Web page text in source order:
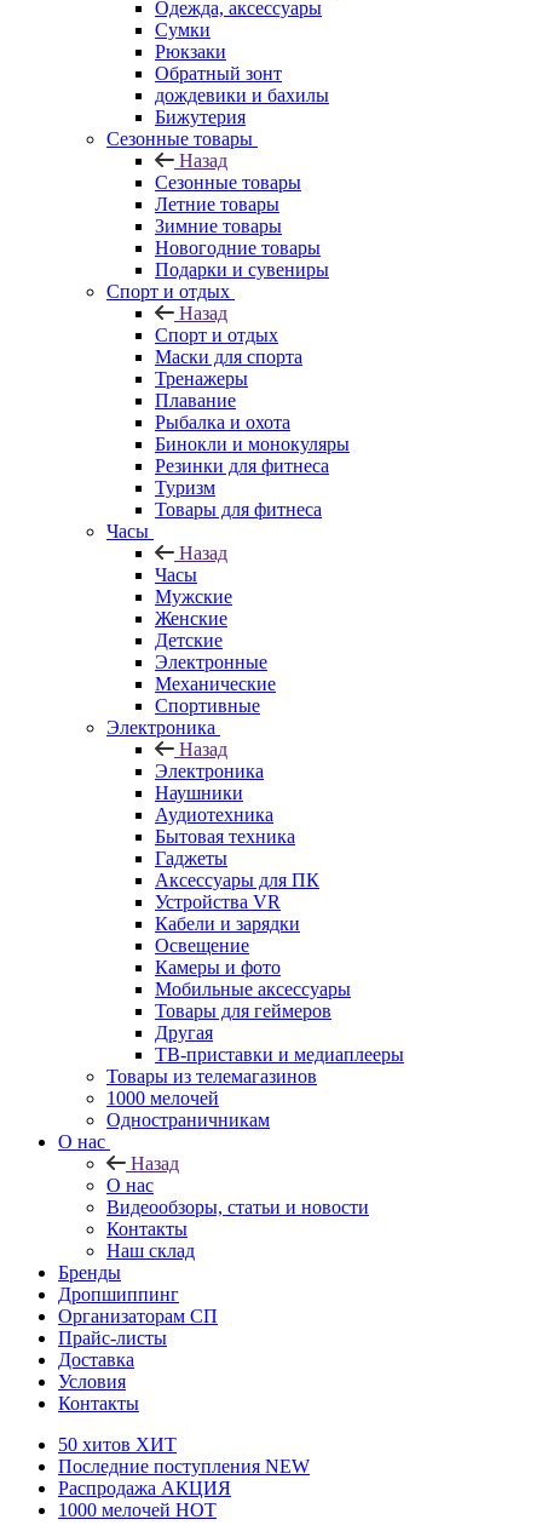
Одежда, аксессуары
Сумки
Рюкзаки
Обратный зонт
дождевики и бахилы
Бижутерия
Сезонные товары
Назад
Сезонные товары
Летние товары
Зимние товары
Новогодние товары
Подарки и сувениры
Спорт и отдых
Назад
Спорт и отдых
Маски для спорта
Тренажеры
Плавание
Рыбалка и охота
Бинокли и монокуляры
Резинки для фитнеса
Туризм
Товары для фитнеса
Часы
Назад
Часы
Мужские
Женские
Детские
Электронные
Механические
Спортивные
Электроника
Назад
Электроника
Наушники
Аудиотехника
Бытовая техника
Гаджеты
Аксессуары для ПК
Устройства VR
Кабели и зарядки
Освещение
Камеры и фото
Мобильные аксессуары
Товары для геймеров
Другая
ТВ-приставки и медиаплееры
Товары из телемагазинов
1000 мелочей
Одностраничникам
О нас
Назад
О нас
Видеообзоры, статьи и новости
Контакты
Наш склад
Бренды
Дропшиппинг
Организаторам СП
Прайс-листы
Доставка
Условия
Контакты
50 хитов ХИТ
Последние поступления NEW
Распродажа АКЦИЯ
1000 мелочей HOT